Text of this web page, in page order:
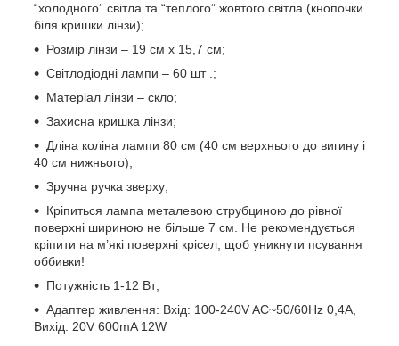
“холодного” світла та “теплого” жовтого світла (кнопочки
біля кришки лінзи);
Розмір лінзи – 19 см х 15,7 см;
Світлодіодні лампи – 60 шт .;
Матеріал лінзи – скло;
Захисна кришка лінзи;
Дліна коліна лампи 80 см (40 см верхнього до вигину і
40 см нижнього);
Зручна ручка зверху;
Кріпиться лампа металевою струбциною до рівної
поверхні шириною не більше 7 см. Не рекомендується
кріпити на м’які поверхні крісел, щоб уникнути псування
оббивки!
Потужність 1-12 Вт;
Адаптер живлення: Вхід: 100-240V AC~50/60Hz 0,4А,
Вихід: 20V 600mA 12W